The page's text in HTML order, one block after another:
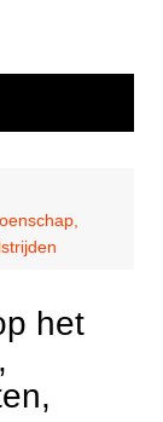
het